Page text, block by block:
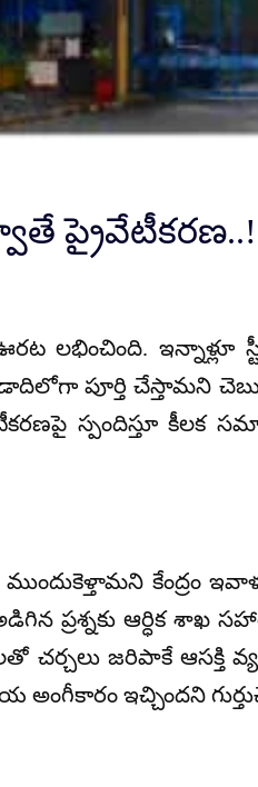
ప్రైవేటీకరణ..!
ఇన్నాళ్లూ
పూర్తి చేస్తామని
స్పందిస్తూ కీలక
కేంద్రం
ప్రశ్నకు ఆర్ధిక
జరిపాకే ఆసక్తి
అంగీకారం ఇచ్చిందని